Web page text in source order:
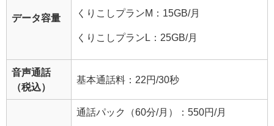
データ容量 くりこしプランM：15GB/月
くりこしプランL：25GB/月
音声通話
（税込）
基本通話料：22円/30秒
通話パック（60分/月）：550円/月